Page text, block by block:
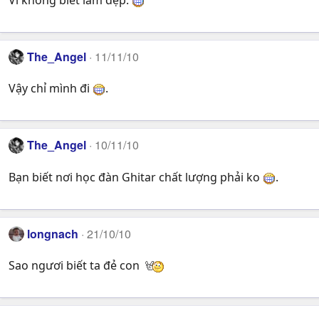
The_Angel 11/11/10
Vậy chỉ mình đi .
The_Angel 10/11/10
Bạn biết nơi học đàn Ghitar chất lượng phải ko .
longnach 21/10/10
Sao ngươi biết ta đẻ con